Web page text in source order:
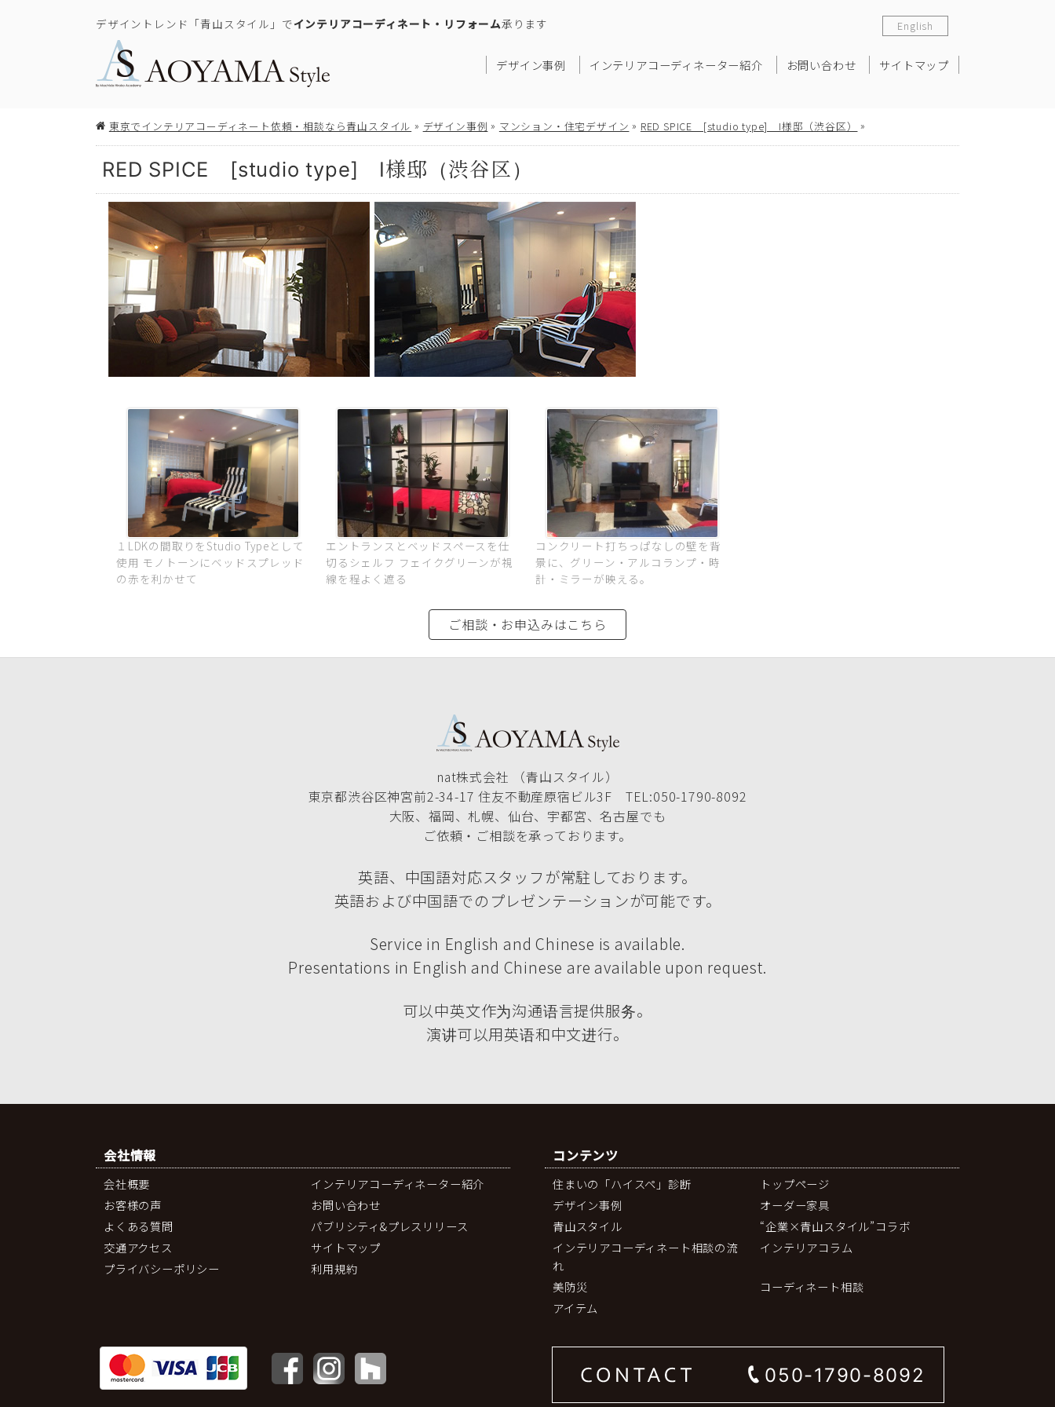
デザイントレンド「青山スタイル」でインテリアコーディネート・リフォーム承ります
デザイン事例 インテリアコーディネーター紹介 お問い合わせ サイトマップ
English
東京でインテリアコーディネート依頼・相談なら青山スタイル » デザイン事例 » マンション・住宅デザイン » RED SPICE [studio type] I様邸（渋谷区） »
RED SPICE [studio type] I様邸（渋谷区）
１LDKの間取りをStudio Typeとして
使用 モノトーンにベッドスプレッド
の赤を利かせて
エントランスとベッドスペースを仕
切るシェルフ フェイクグリーンが視
線を程よく遮る
コンクリート打ちっぱなしの壁を背
景に、グリーン・アルコランプ・時
計・ミラーが映える。
ご相談・お申込みはこちら
nat株式会社 （青山スタイル）
東京都渋谷区神宮前2-34-17 住友不動産原宿ビル3F TEL:050-1790-8092
大阪、福岡、札幌、仙台、宇都宮、名古屋でも
ご依頼・ご相談を承っております。
英語、中国語対応スタッフが常駐しております。
英語および中国語でのプレゼンテーションが可能です。
Service in English and Chinese is available.
Presentations in English and Chinese are available upon request.
可以中英文作为沟通语言提供服务。
演讲可以用英语和中文进行。
会社情報
会社概要
インテリアコーディネーター紹介
お客様の声
お問い合わせ
よくある質問
パブリシティ&プレスリリース
交通アクセス
サイトマップ
プライバシーポリシー
利用規約
コンテンツ
住まいの「ハイスペ」診断
トップページ
デザイン事例
オーダー家具
青山スタイル
“企業×青山スタイル”コラボ
インテリアコーディネート相談の流
れ
インテリアコラム
美防災
コーディネート相談
アイテム
050-1790-8092